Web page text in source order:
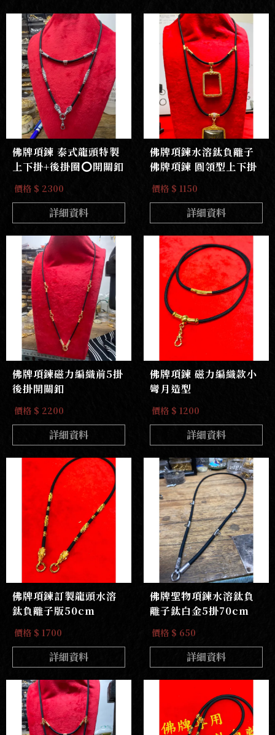
佛牌項鍊 泰式龍頭特製
上下掛+後掛圈⭕️開關釦
價格 $ 2300
詳細資料
佛牌項鍊水溶鈦負離子
佛牌項鍊 圓領型上下掛
價格 $ 1150
詳細資料
佛牌項鍊磁力編織前5掛
後掛開關釦
價格 $ 2200
詳細資料
佛牌項鍊 磁力編織款小
彎月造型
價格 $ 1200
詳細資料
佛牌項鍊訂製龍頭水溶
鈦負離子版50cm
價格 $ 1700
詳細資料
佛牌聖物項鍊水溶鈦負
離子鈦白金5掛70cm
價格 $ 650
詳細資料